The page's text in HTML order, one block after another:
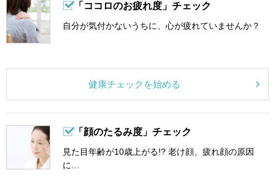
「ココロのお疲れ度」チェック
自分が気付かないうちに、心が疲れていませんか？
健康チェックを始める
「顔のたるみ度」チェック
見た目年齢が10歳上がる!? 老け顔、疲れ顔の原因
に…